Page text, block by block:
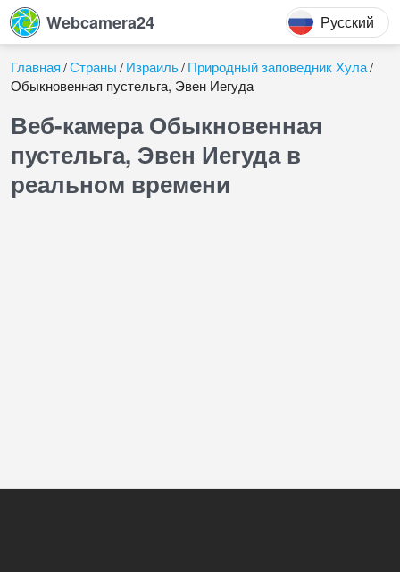
Webcamera24 Русский
Главная Страны Израиль Природный заповедник Хула
Обыкновенная пустельга, Эвен Иегуда
Веб-камера Обыкновенная
пустельга, Эвен Иегуда в
реальном времени